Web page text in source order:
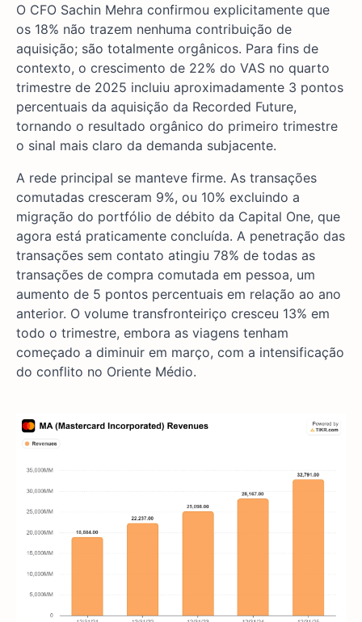
O CFO Sachin Mehra confirmou explicitamente que
os 18% não trazem nenhuma contribuição de
aquisição; são totalmente orgânicos. Para fins de
contexto, o crescimento de 22% do VAS no quarto
trimestre de 2025 incluiu aproximadamente 3 pontos
percentuais da aquisição da Recorded Future,
tornando o resultado orgânico do primeiro trimestre
o sinal mais claro da demanda subjacente.
A rede principal se manteve firme. As transações
comutadas cresceram 9%, ou 10% excluindo a
migração do portfólio de débito da Capital One, que
agora está praticamente concluída. A penetração das
transações sem contato atingiu 78% de todas as
transações de compra comutada em pessoa, um
aumento de 5 pontos percentuais em relação ao ano
anterior. O volume transfronteiriço cresceu 13% em
todo o trimestre, embora as viagens tenham
começado a diminuir em março, com a intensificação
do conflito no Oriente Médio.